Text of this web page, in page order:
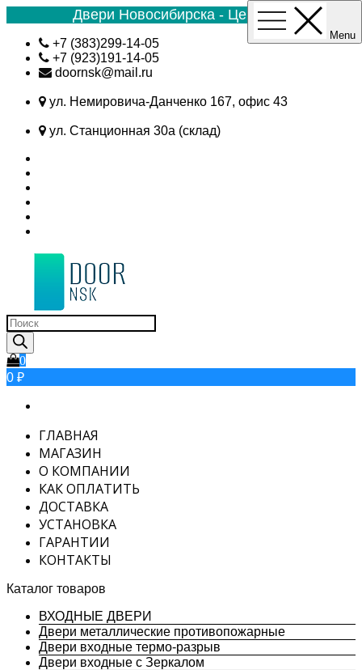
Двери Новосибирска - Цена №1
Skip
content
+7 (383)299-14-05
+7 (923)191-14-05
doornsk@mail.ru
ул. Немировича-Данченко 167, офис 43
ул. Станционная 30а (склад)
Поиск
товаров
0
0 ₽
Menu
ГЛАВНАЯ
МАГАЗИН
О КОМПАНИИ
КАК ОПЛАТИТЬ
ДОСТАВКА
УСТАНОВКА
ГАРАНТИИ
КОНТАКТЫ
Каталог товаров
ВХОДНЫЕ ДВЕРИ
Двери металлические противопожарные
Двери входные термо-разрыв
Двери входные с Зеркалом